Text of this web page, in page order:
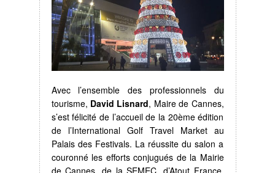
Avec l’ensemble des professionnels du
tourisme, David Lisnard, Maire de Cannes,
s’est félicité de l’accueil de la 20ème édition
de l’International Golf Travel Market au
Palais des Festivals. La réussite du salon a
couronné les efforts conjugués de la Mairie
de Cannes, de la SEMEC, d’Atout France,